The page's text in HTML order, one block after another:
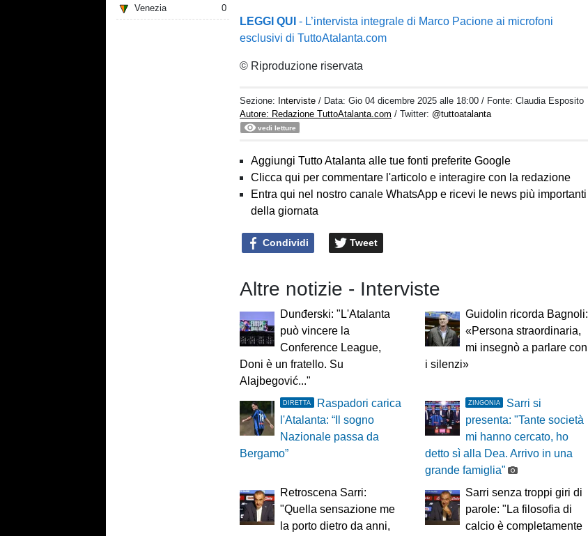
Venezia
0
LEGGI QUI - L’intervista integrale di Marco Pacione ai microfoni
esclusivi di TuttoAtalanta.com
© Riproduzione riservata
Sezione: Interviste / Data:Gio 04 dicembre 2025 alle 18:00 / Fonte: Claudia Esposito
Autore: Redazione TuttoAtalanta.com / Twitter: @tuttoatalanta
vedi letture
Aggiungi Tutto Atalanta alle tue fonti preferite Google
Clicca qui per commentare l'articolo e interagire con la redazione
Entra qui nel nostro canale WhatsApp e ricevi le news più importanti
della giornata
Condividi Tweet
Altre notizie - Interviste
Dunđerski: "L'Atalanta
può vincere la
Conference League,
Doni è un fratello. Su
Alajbegović..."
Guidolin ricorda Bagnoli:
«Persona straordinaria,
mi insegnò a parlare con
i silenzi»
DIRETTA
Raspadori carica
l'Atalanta: “Il sogno
Nazionale passa da
Bergamo”
ZINGONIA
Sarri si
presenta: "Tante società
mi hanno cercato, ho
detto sì alla Dea. Arrivo in una
grande famiglia"
Retroscena Sarri:
"Quella sensazione me
la porto dietro da anni,
Sarri senza troppi giri di
parole: "La filosofia di
calcio è completamente